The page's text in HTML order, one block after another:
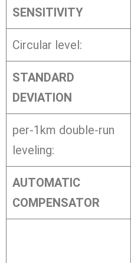
SENSITIVITY
Circular level:
STANDARD
DEVIATION
per-1km double-run
leveling:
AUTOMATIC
COMPENSATOR